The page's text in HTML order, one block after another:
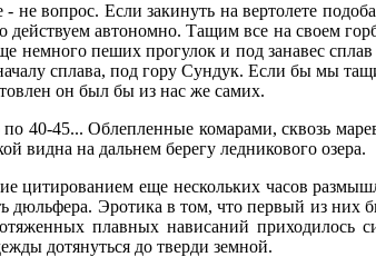
- не вопрос. Если закинуть на вертолете
автономно. Тащим все на своем
немного пеших прогулок и под занавес
сплава, под гору Сундук. Если бы мы
он был бы из нас же самих.
40-45... Облепленные комарами, сквозь
видна на дальнем берегу ледникового озера.
цитированием еще нескольких часов
Эротика в том, что первый из них
плавных нависаний приходилось
дотянуться до тверди земной.